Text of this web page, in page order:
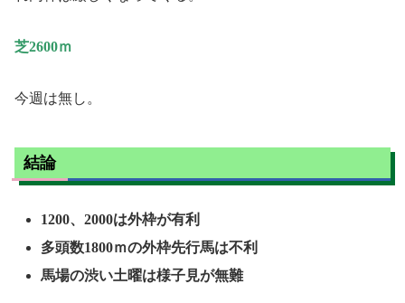
芝2600ｍ
今週は無し。
結論
1200、2000は外枠が有利
多頭数1800ｍの外枠先行馬は不利
馬場の渋い土曜は様子見が無難